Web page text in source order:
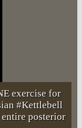
exercise for
#Kettlebell
posterior